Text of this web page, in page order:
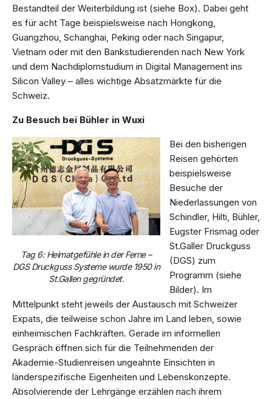
Bestandteil der Weiterbildung ist (siehe Box). Dabei geht
es für acht Tage beispielsweise nach Hongkong,
Guangzhou, Schanghai, Peking oder nach Singapur,
Vietnam oder mit den Bankstudierenden nach New York
und dem Nachdiplomstudium in Digital Management ins
Silicon Valley – alles wichtige Absatzmärkte für die
Schweiz.
Zu Besuch bei Bühler in Wuxi
Tag 6: Heimatgefühle in der Ferne –
DGS Druckguss Systeme wurde 1950 in
St.Gallen gegründet.
Bei den bisherigen
Reisen gehörten
beispielsweise
Besuche der
Niederlassungen von
Schindler, Hilti, Bühler,
Eugster Frismag oder
St.Galler Druckguss
(DGS) zum
Programm (siehe
Bilder). Im
Mittelpunkt steht jeweils der Austausch mit Schweizer
Expats, die teilweise schon Jahre im Land leben, sowie
einheimischen Fachkräften. Gerade im informellen
Gespräch öffnen sich für die Teilnehmenden der
Akademie-Studienreisen ungeahnte Einsichten in
länderspezifische Eigenheiten und Lebenskonzepte.
Absolvierende der Lehrgänge erzählen nach ihrem